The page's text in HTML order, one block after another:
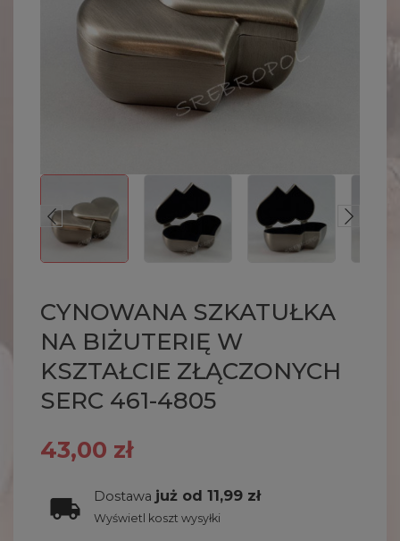
CYNOWANA SZKATUŁKA
NA BIŻUTERIĘ W
KSZTAŁCIE ZŁĄCZONYCH
SERC 461-4805
43,00 zł
Dostawa już od 11,99 zł
Wyświetl koszt wysyłki